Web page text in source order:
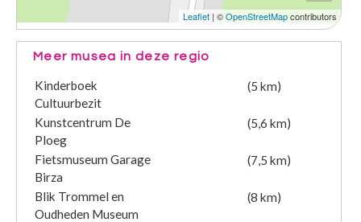
Leaflet | ©OpenStreetMapcontributors
Meer musea in deze regio
Kinderboek
Cultuurbezit
(5 km)
Kunstcentrum De
Ploeg
(5,6 km)
Fietsmuseum Garage
Birza
(7,5 km)
Blik Trommel en
Oudheden Museum
(8 km)